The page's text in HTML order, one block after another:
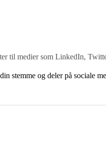
til medier som LinkedIn,
stemme og deler på sociale